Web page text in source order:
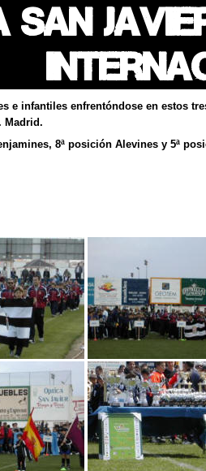
SAN
e infantiles enfrentóndose en estos
Madrid.
8ª posición Alevines y 5ª